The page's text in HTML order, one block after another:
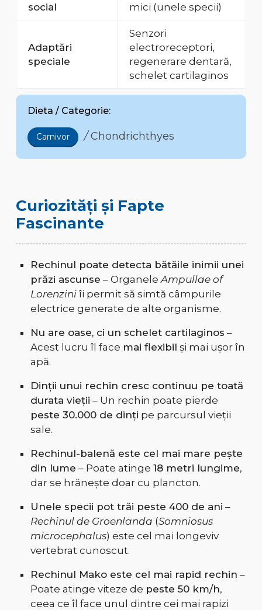
social
mici (unele specii)
Adaptări
speciale
Senzori
electroreceptori,
regenerare dentară,
schelet cartilaginos
Dieta / Categorie:
Carnivor /Chondrichthyes
Curiozități și Fapte
Fascinante
Rechinul poate detecta bătăile inimii unei
prăzi ascunse – OrganeleAmpullae of
Lorenziniîi permit să simtă câmpurile
electrice generate de alte organisme.
Nu are oase, ci un schelet cartilaginos –
Acest lucru îl face mai flexibil și mai ușor în
apă.
Dinții unui rechin cresc continuu pe toată
durata vieții – Un rechin poate pierde
peste 30.000 de dinți pe parcursul vieții
sale.
Rechinul-balenă este cel mai mare pește
din lume – Poate atinge 18 metri lungime,
dar se hrănește doar cu plancton.
Unele specii pot trăi peste 400 de ani –
Rechinul de Groenlanda (Somniosus
microcephalus) este cel mai longeviv
vertebrat cunoscut.
Rechinul Mako este cel mai rapid rechin –
Poate atinge viteze de peste 50 km/h,
ceea ce îl face unul dintre cei mai rapizi